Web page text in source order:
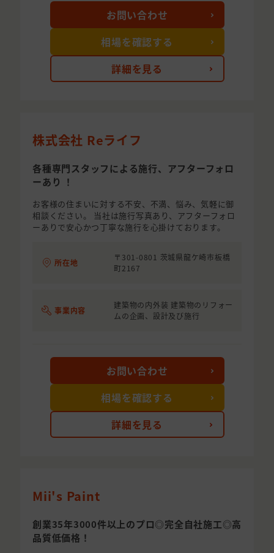
詳細を見る
お問い合わせ
相場を確認する
株式会社 Reライフ
各種専門スタッフによる施行、アフターフォロ
ーあり ！
お客様の住まいに対する不安、不満、悩み、気軽に御
相談ください。 当社は施行写真あり、アフターフォロ
ーありで安心かつ丁寧な施行を心掛けております。
所在地
〒301-0801 茨城県龍ケ崎市板橋
町2167
事業内容
建築物の内外装 建築物のリフォー
ムの企画、設計及び施行
詳細を見る
お問い合わせ
相場を確認する
Mii's Paint
創業35年3000件以上のプロ◎完全自社施工◎高
品質低価格！